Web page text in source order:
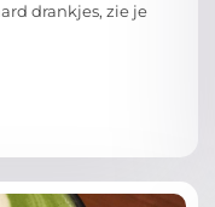
drankjes, zie je